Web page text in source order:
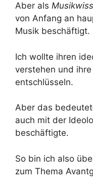
Aber als
von Anfang an
Musik beschäftigt.
Ich wollte ihren
verstehen und
entschlüsseln.
Aber das
auch mit der
beschäftigte.
So bin ich also
zum Thema